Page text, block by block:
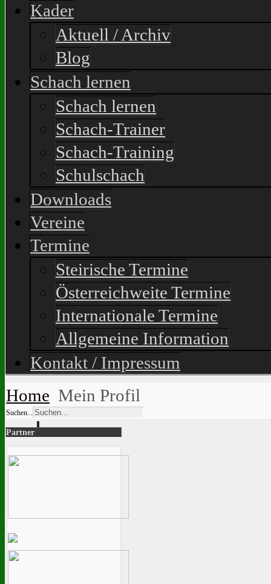
Kader
Aktuell / Archiv
Blog
Schach lernen
Schach lernen
Schach-Trainer
Schach-Training
Schulschach
Downloads
Vereine
Termine
Steirische Termine
Österreichweite Termine
Internationale Termine
Allgemeine Information
Kontakt / Impressum
Home Mein Profil
Suchen...
Partner